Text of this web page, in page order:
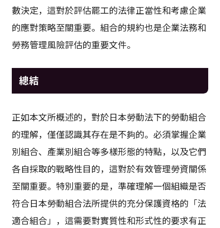
數決定，這對於評估罷工的法律正當性和考慮企業
的應對策略至關重要。組合的規約也是企業法務和
勞務管理風險評估的重要文件。
總結
正如本文所概述的，對於日本勞動法下的勞動組合
的理解，僅僅認識其存在是不夠的。必須掌握企業
別組合、產業別組合等多樣形態的特點，以及它們
各自採取的戰略性目的，這對於有效管理勞資關係
至關重要。特別重要的是，準確理解一個組織是否
符合日本勞動組合法所提供的充分保護資格的「法
適合組合」，這需要對實質性和形式性的要求有正